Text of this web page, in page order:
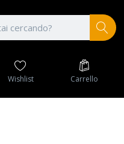
Wishlist Carrello